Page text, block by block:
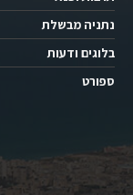
נתניה מבשלת
בלוגים ודעות
ספורט